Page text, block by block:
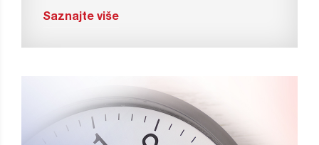
Saznajte više